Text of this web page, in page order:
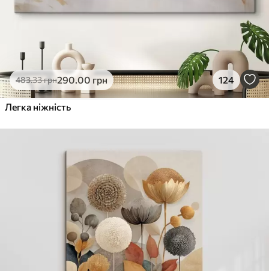
483.33грн290.00 грн 124
Легка ніжність